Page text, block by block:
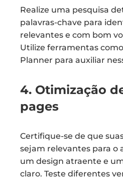
Realize uma pesquisa
palavras-chave para
relevantes e com bom
Utilize ferramentas
Planner para auxiliar
4. Otimização
pages
Certifique-se de que
sejam relevantes para o
um design atraente e
claro. Teste diferentes